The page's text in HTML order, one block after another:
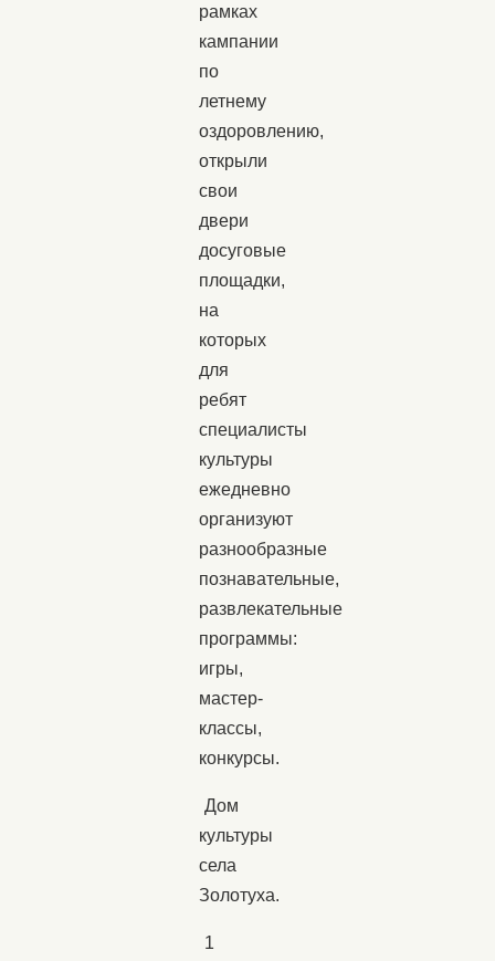
рамках
кампании
по
летнему
оздоровлению,
открыли
свои
двери
досуговые
площадки,
на
которых
для
ребят
специалисты
культуры
ежедневно
организуют
разнообразные
познавательные,
развлекательные
программы:
игры,
мастер-
классы,
конкурсы.
Дом
культуры
села
Золотуха.
1